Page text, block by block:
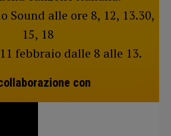
Sound alle ore 8, 12, 13.30,
15, 18
febbraio dalle 8 alle 13.
con